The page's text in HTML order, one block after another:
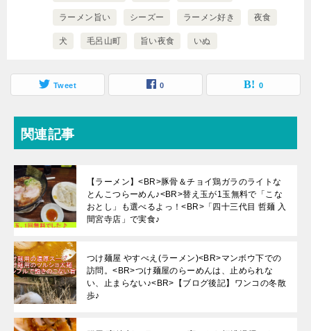
ラーメン旨い シーズー ラーメン好き 夜食
犬 毛呂山町 旨い夜食 いぬ
Tweet 0 0
関連記事
【ラーメン】<BR>豚骨＆チョイ鶏ガラのライトな
とんこつらーめん♪<BR>替え玉が1玉無料で「こな
おとし」も選べるよっ！<BR>「四十三代目 哲麺 入
間宮寺店」で実食♪
つけ麺屋 やすべえ(ラーメン)<BR>マンボウ下での
訪問。<BR>つけ麺屋のらーめんは、止められな
い、止まらない♪<BR>【ブログ後記】ワンコの冬散
歩♪